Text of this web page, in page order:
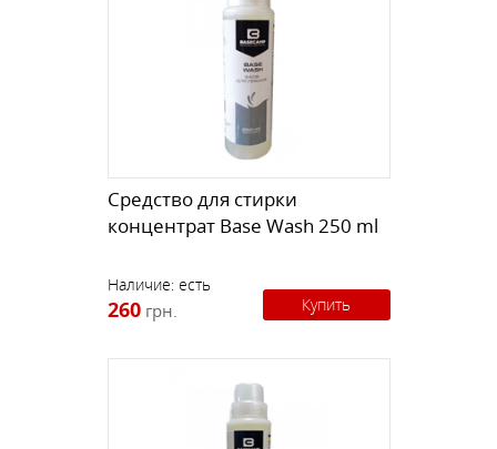
Средство для стирки
концентрат Base Wash 250 ml
Наличие: есть
260 грн. Купить